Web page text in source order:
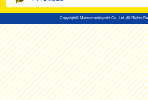
Copyright© Matsumotokiyoshi Co., Ltd. All Rights